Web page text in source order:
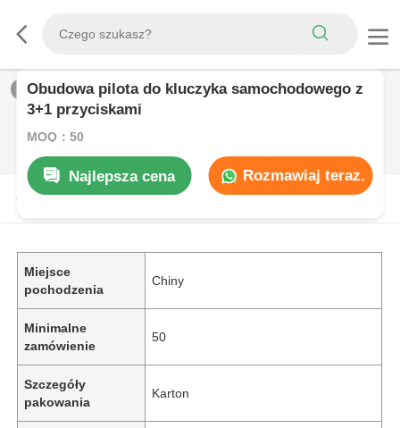
/0
Obudowa pilota do kluczyka samochodowego z
3+1 przyciskami
MOQ：50
Najlepsza cena
Rozmawiaj teraz.
OPIS PRODUKTU
Miejsce
pochodzenia
Chiny
Minimalne
zamówienie
50
Szczegóły
pakowania
Karton